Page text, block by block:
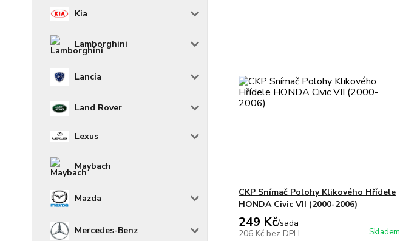
Kia
Lamborghini
Lancia
Land Rover
Lexus
Maybach
Mazda
Mercedes-Benz
CKP Snímač Polohy Klikového Hřídele
HONDA Civic VII (2000-2006)
249 Kč/sada
206 Kč bez DPH Skladem